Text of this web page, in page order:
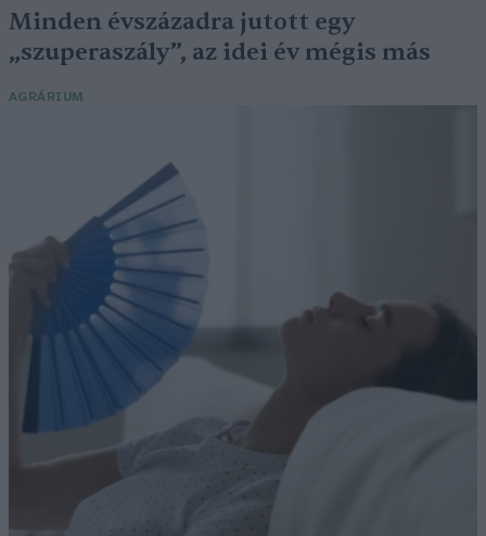
Minden évszázadra jutott egy
„szuperaszály”, az idei év mégis más
AGRÁRIUM